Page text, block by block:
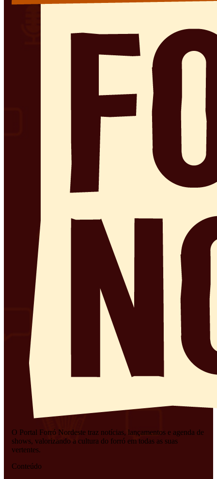
O Portal Forró Nordeste traz notícias, lançamentos e agenda de
shows, valorizando a cultura do forró em todas as suas
vertentes.
Conteúdo